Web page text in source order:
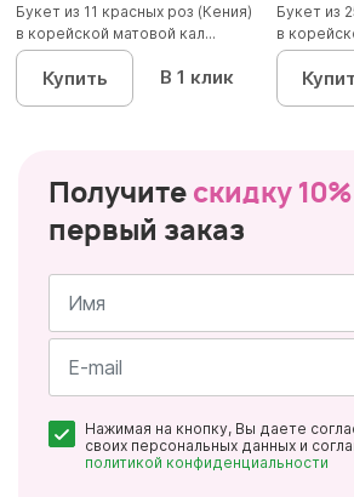
Букет из 11 красных роз (Кения)
в корейской матовой кал...
Купить В 1 клик
Букет из
в
Получите скидку 10%
первый заказ
Имя
*
Нажимая на кнопку, Вы даете
своих персональных данных и
политикой конфиденциальности